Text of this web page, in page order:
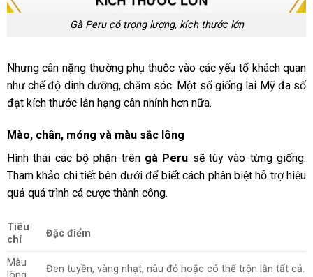
Gà Peru có trọng lượng, kích thước lớn
Nhưng cân nặng thường phụ thuộc vào các yếu tố khách quan
như chế độ dinh dưỡng, chăm sóc. Một số giống lai Mỹ đa số
đạt kích thước lẫn hạng cân nhỉnh hơn nữa.
Mào, chân, móng và màu sắc lông
Hình thái các bộ phận trêngà Peru sẽ tùy vào từng giống.
Tham khảo chi tiết bên dưới để biết cách phân biệt hỗ trợ hiệu
quả quá trình cá cược thành công.
Tiêu
chí
Đặc điểm
Màu
Đen tuyền, vàng nhạt, nâu đỏ hoặc có thể trộn lẫn tất cả.